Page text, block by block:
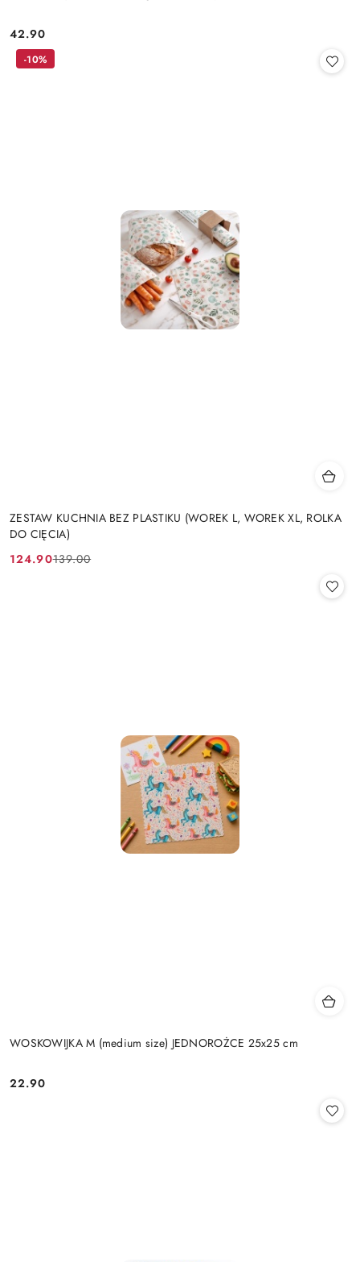
Cena:
42.90
ZESTAW KUCHNIA BEZ PLASTIKU (WOREK L, WOREK XL, ROLKA
DO CIĘCIA)
Cena
124.90
Cena
139.00
-10%
WOSKOWIJKA M (medium size) JEDNOROŻCE 25x25 cm
Cena:
22.90